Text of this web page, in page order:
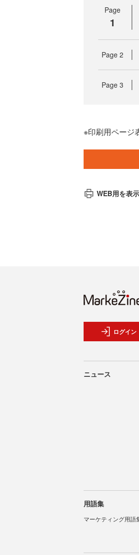
Page
1
Page 2
Page 3
※印刷用ページ
WEB用を表示
ログイン
ニュース
用語集
マーケティング用語